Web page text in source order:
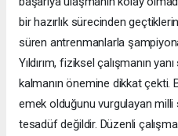
bir hazırlık sürecinden
süren antrenmanlarla
Yıldırım, fiziksel çalışmanın
kalmanın önemine dikkat çekti.
emek olduğunu vurgulayan milli
tesadüf değildir. Düzenli